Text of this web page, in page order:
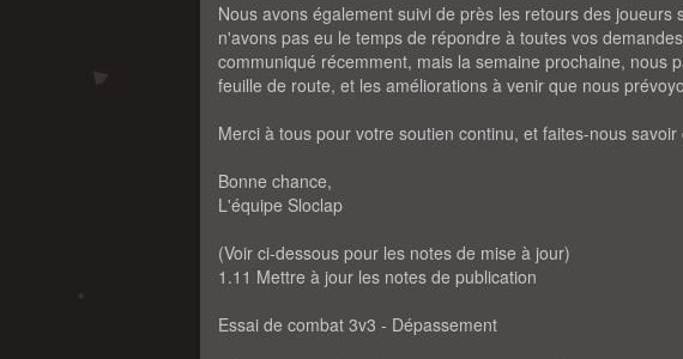
Nous avons également suivi de près les retours des
n'avons pas eu le temps de répondre à toutes vos
communiqué récemment, mais la semaine prochaine, nous
feuille de route, et les améliorations à venir que nous
Merci à tous pour votre soutien continu, et faites-nous
Bonne chance,
L'équipe Sloclap
(Voir ci-dessous pour les notes de mise à jour)
1.11 Mettre à jour les notes de publication
Essai de combat 3v3 - Dépassement